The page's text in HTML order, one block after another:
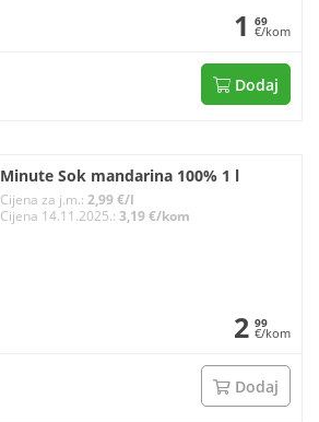
1 69
€/kom
Dodaj
Minute Sok mandarina 100% 1 l
Cijena za j.m.: 2,99 €/l
Cijena 14.11.2025.: 3,19 €/kom
2 99
€/kom
Dodaj